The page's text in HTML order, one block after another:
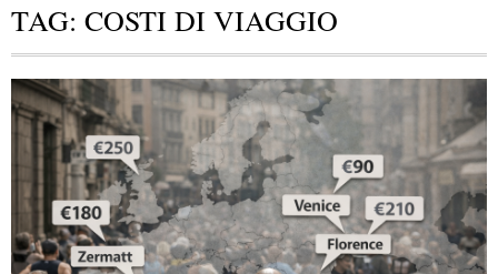
TAG: COSTI DI VIAGGIO